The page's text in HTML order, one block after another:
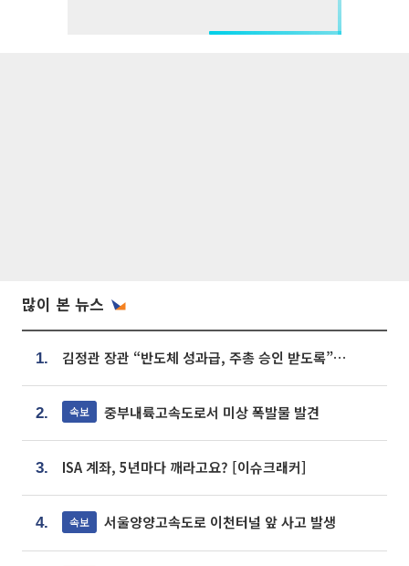
많이 본 뉴스
1. 김정관 장관 “반도체 성과급, 주총 승인 받도록”…상법·자본시장법 개정 시사
2. 속보 중부내륙고속도로서 미상 폭발물 발견
3. ISA 계좌, 5년마다 깨라고요? [이슈크래커]
4. 속보 서울양양고속도로 이천터널 앞 사고 발생